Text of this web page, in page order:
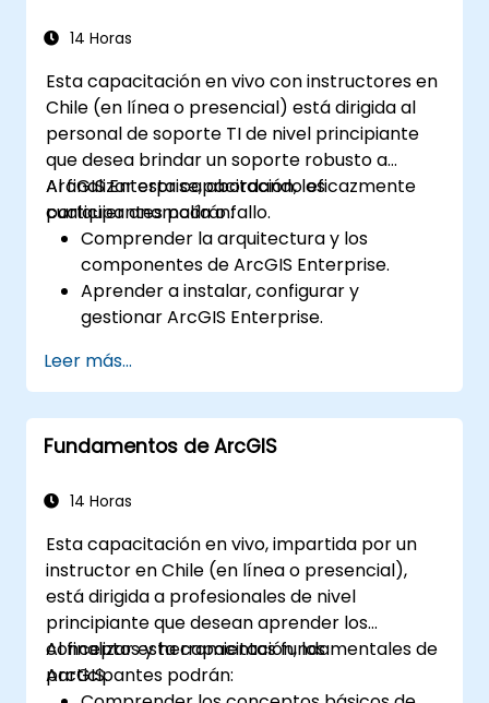
14 Horas
Esta capacitación en vivo con instructores en
Chile (en línea o presencial) está dirigida al
personal de soporte TI de nivel principiante
que desea brindar un soporte robusto a
ArcGIS Enterprise, abordando eficazmente
cualquier anomalía o fallo.
Al finalizar esta capacitación, los
participantes podrán:
Comprender la arquitectura y los
componentes de ArcGIS Enterprise.
Aprender a instalar, configurar y
gestionar ArcGIS Enterprise.
problemas y resolver incidencias
comunes.
Desarrollar destreza en la monitorización
y mantenimiento de entornos ArcGIS
Dominar las técnicas de copia de
del rendimiento.
Leer más...
Fundamentos de ArcGIS
14 Horas
Esta capacitación en vivo, impartida por un
instructor en Chile (en línea o presencial),
está dirigida a profesionales de nivel
principiante que desean aprender los
conceptos y herramientas fundamentales de
ArcGIS.
Al finalizar esta capacitación, los
participantes podrán: